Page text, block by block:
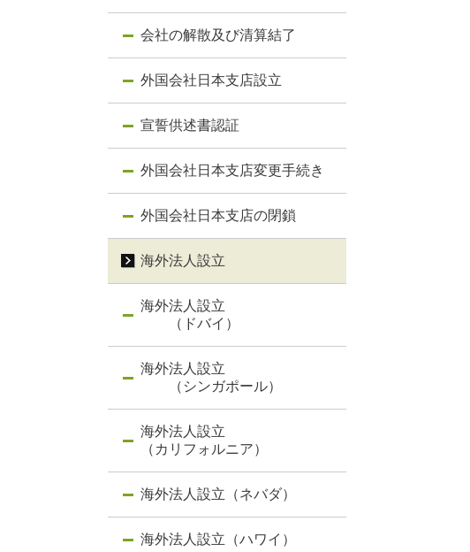
会社の解散及び清算結了
外国会社日本支店設立
宣誓供述書認証
外国会社日本支店変更手続き
外国会社日本支店の閉鎖
海外法人設立
海外法人設立
（ドバイ）
海外法人設立
（シンガポール）
海外法人設立
（カリフォルニア）
海外法人設立（ネバダ）
海外法人設立（ハワイ）